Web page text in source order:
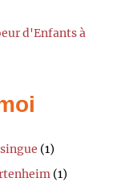
d'Enfants à
(1)
(1)